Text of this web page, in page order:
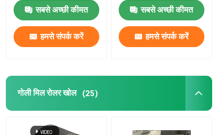
घर
उत्पादों
सबसे अच्छी कीमत
हमसे संपर्क करें
सबसे अच्छी कीमत
हमसे संपर्क करें
गोली मिल रोलर खोल (25)